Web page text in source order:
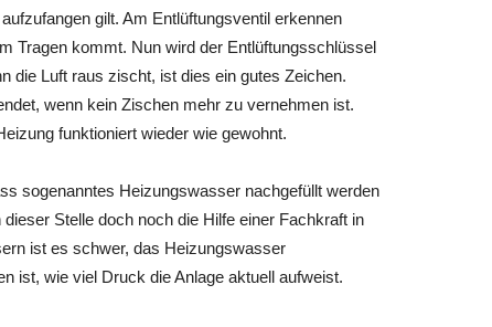
gilt. Am Entlüftungsventil erkennen
Tragen kommt. Nun wird der Entlüftungsschlüssel
die Luft raus zischt, ist dies ein gutes Zeichen.
wenn kein Zischen mehr zu vernehmen ist.
funktioniert wieder wie gewohnt.
sogenanntes Heizungswasser nachgefüllt werden
Stelle doch noch die Hilfe einer Fachkraft in
ist es schwer, das Heizungswasser
ist, wie viel Druck die Anlage aktuell aufweist.